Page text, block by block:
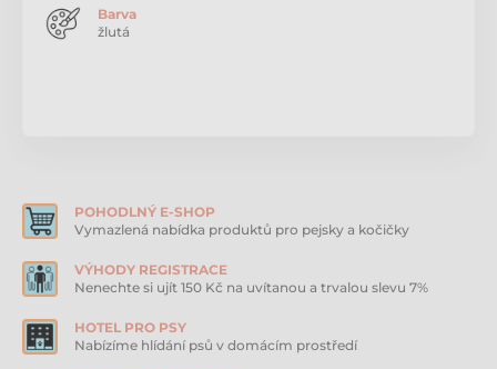
Barva
žlutá
POHODLNÝ E-SHOP
Vymazlená nabídka produktů pro pejsky a kočičky
VÝHODY REGISTRACE
Nenechte si ujít 150 Kč na uvítanou a trvalou slevu 7%
HOTEL PRO PSY
Nabízíme hlídání psů v domácím prostředí